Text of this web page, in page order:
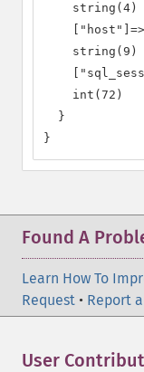
string(4)
    ["host"]=>
string(9)
    int(72)
  }
}
Found A
Learn How To
Request • Report
User